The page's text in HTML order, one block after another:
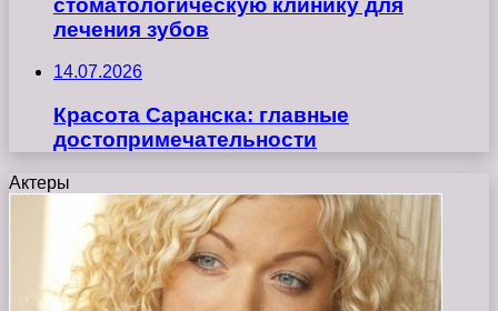
лечения зубов
14.07.2026
Красота Саранска: главные
достопримечательности
Актеры